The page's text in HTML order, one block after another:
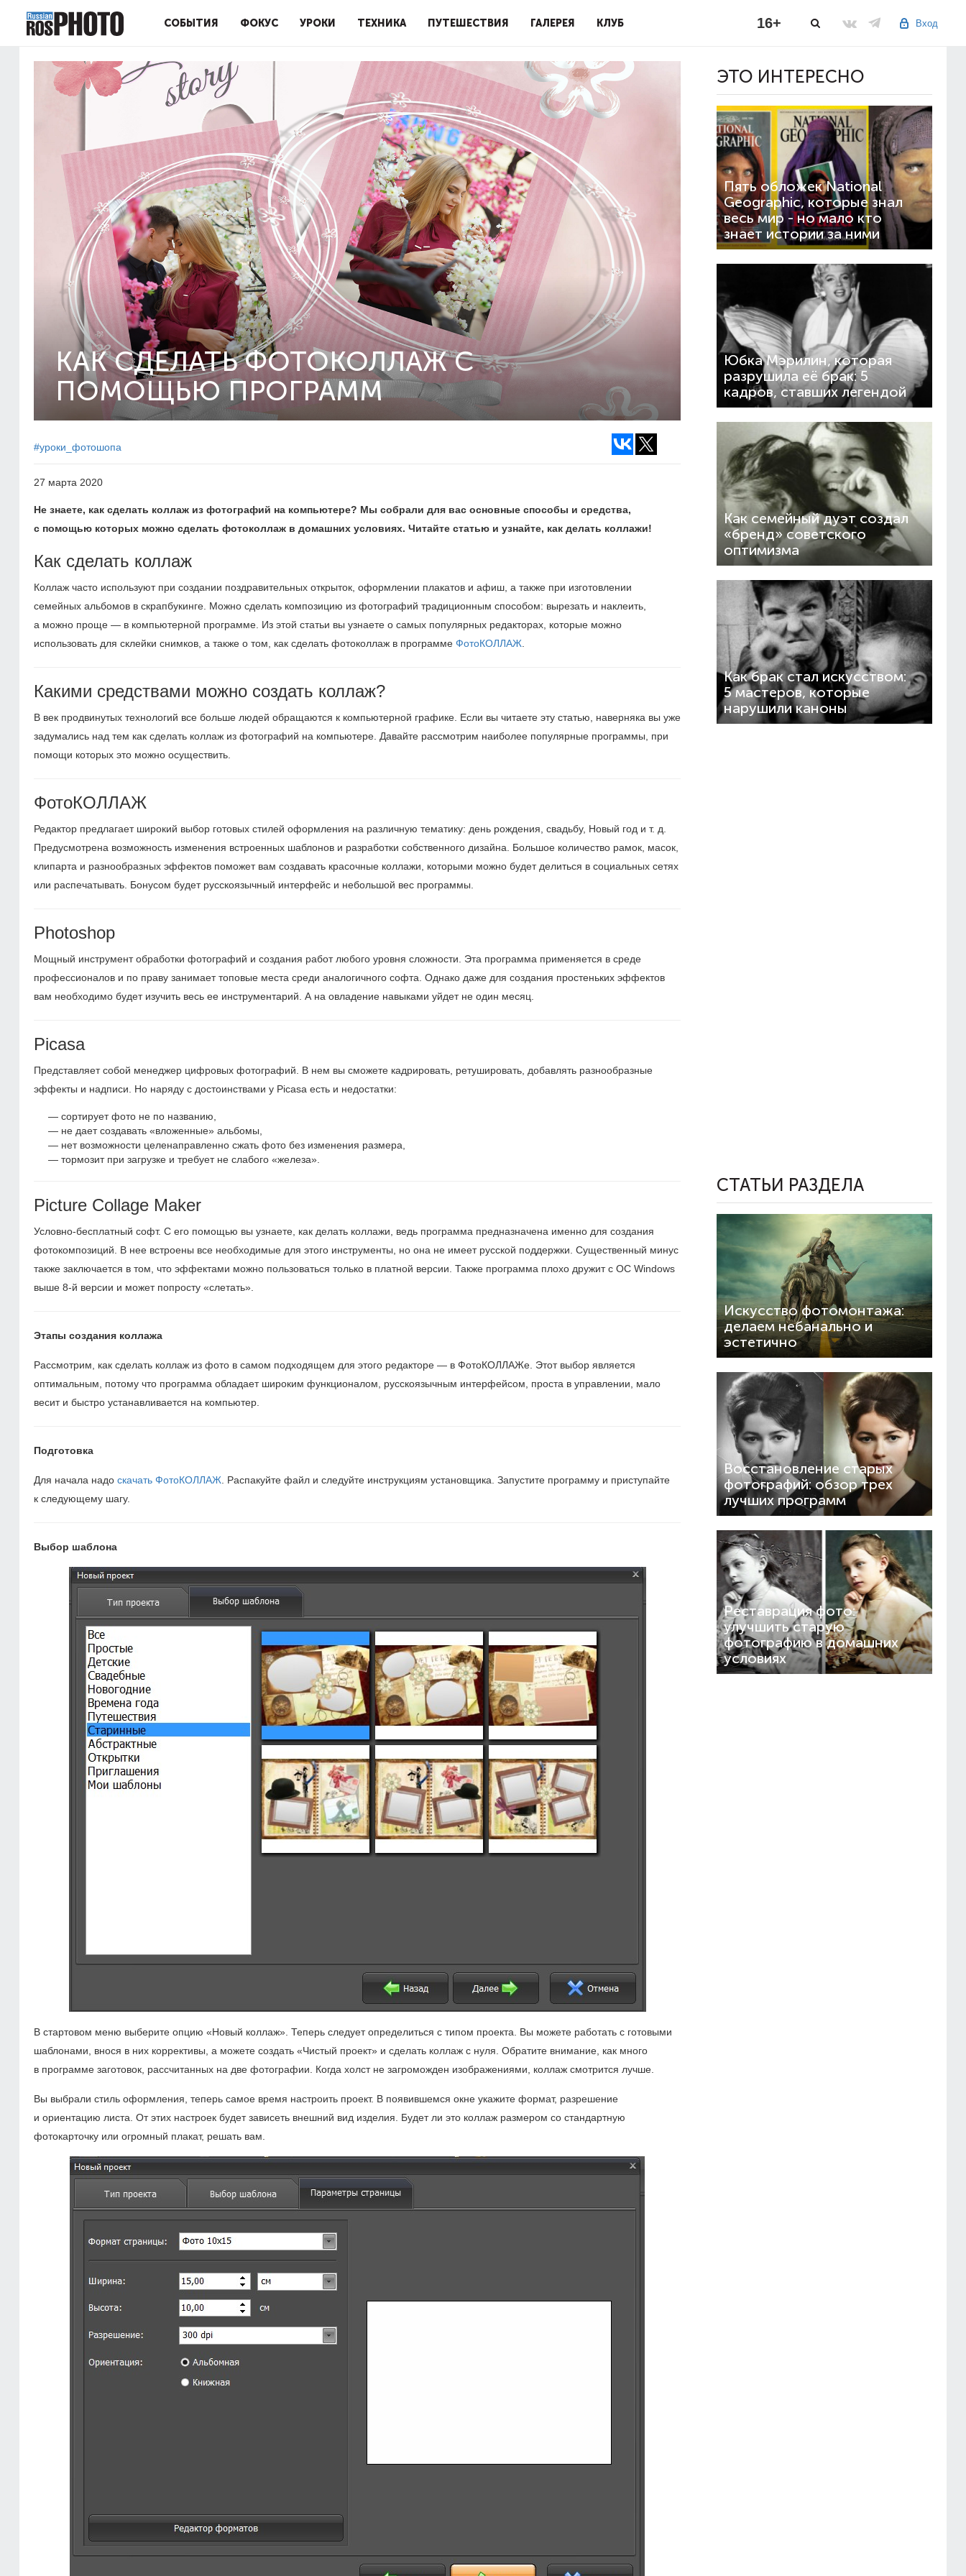
СОБЫТИЯ ФОКУС УРОКИ ТЕХНИКА ПУТЕШЕСТВИЯ ГАЛЕРЕЯ КЛУБ Вход
16+
КАК СДЕЛАТЬ ФОТОКОЛЛАЖ С
ПОМОЩЬЮ ПРОГРАММ
#уроки_фотошопа
27 марта 2020
Не знаете, как сделать коллаж из фотографий на компьютере? Мы собрали для вас основные способы и средства,
с помощью которых можно сделать фотоколлаж в домашних условиях. Читайте статью и узнайте, как делать коллажи!
Как сделать коллаж
Коллаж часто используют при создании поздравительных открыток, оформлении плакатов и афиш, а также при изготовлении
семейных альбомов в скрапбукинге. Можно сделать композицию из фотографий традиционным способом: вырезать и наклеить,
а можно проще — в компьютерной программе. Из этой статьи вы узнаете о самых популярных редакторах, которые можно
использовать для склейки снимков, а также о том, как сделать фотоколлаж в программе ФотоКОЛЛАЖ
Какими средствами можно создать коллаж?
В век продвинутых технологий все больше людей обращаются к компьютерной графике. Если вы читаете эту статью, наверняка вы уже
задумались над тем как сделать коллаж из фотографий на компьютере. Давайте рассмотрим наиболее популярные программы, при
помощи которых это можно осуществить.
ФотоКОЛЛАЖ
Редактор предлагает широкий выбор готовых стилей оформления на различную тематику: день рождения, свадьбу, Новый год и т. д.
Предусмотрена возможность изменения встроенных шаблонов и разработки собственного дизайна. Большое количество рамок, масок,
клипарта и разнообразных эффектов поможет вам создавать красочные коллажи, которыми можно будет делиться в социальных сетях
или распечатывать. Бонусом будет русскоязычный интерфейс и небольшой вес программы.
Photoshop
Мощный инструмент обработки фотографий и создания работ любого уровня сложности. Эта программа применяется в среде
профессионалов и по праву занимает топовые места среди аналогичного софта. Однако даже для создания простеньких эффектов
вам необходимо будет изучить весь ее инструментарий. А на овладение навыками уйдет не один месяц.
Picasa
Представляет собой менеджер цифровых фотографий. В нем вы сможете кадрировать, ретушировать, добавлять разнообразные
эффекты и надписи. Но наряду с достоинствами у Picasa есть и недостатки:
сортирует фото не по названию,
не дает создавать «вложенные» альбомы,
нет возможности целенаправленно сжать фото без изменения размера,
тормозит при загрузке и требует не слабого «железа».
Picture Collage Maker
Условно-бесплатный софт. С его помощью вы узнаете, как делать коллажи, ведь программа предназначена именно для создания
фотокомпозиций. В нее встроены все необходимые для этого инструменты, но она не имеет русской поддержки. Существенный минус
также заключается в том, что эффектами можно пользоваться только в платной версии. Также программа плохо дружит с ОС Windows
выше 8-й версии и может попросту «слетать».
Этапы создания коллажа
Рассмотрим, как сделать коллаж из фото в самом подходящем для этого редакторе — в ФотоКОЛЛАЖе. Этот выбор является
оптимальным, потому что программа обладает широким функционалом, русскоязычным интерфейсом, проста в управлении, мало
весит и быстро устанавливается на компьютер.
Подготовка
Для начала надо скачать ФотоКОЛЛАЖ . Распакуйте файл и следуйте инструкциям установщика. Запустите программу и приступайте
к следующему шагу.
Выбор шаблона
В стартовом меню выберите опцию «Новый коллаж». Теперь следует определиться с типом проекта. Вы можете работать с готовыми
шаблонами, внося в них коррективы, а можете создать «Чистый проект» и сделать коллаж с нуля. Обратите внимание, как много
в программе заготовок, рассчитанных на две фотографии. Когда холст не загроможден изображениями, коллаж смотрится лучше.
Вы выбрали стиль оформления, теперь самое время настроить проект. В появившемся окне укажите формат, разрешение
и ориентацию листа. От этих настроек будет зависеть внешний вид изделия. Будет ли это коллаж размером со стандартную
фотокарточку или огромный плакат, решать вам.
ЭТО ИНТЕРЕСНО
Пять обложек National
Geographic, которые знал
весь мир - но мало кто
знает истории за ними
Юбка Мэрилин, которая
разрушила её брак: 5
кадров, ставших легендой
Как семейный дуэт создал
«бренд» советского
оптимизма
Как брак стал искусством:
5 мастеров, которые
нарушили каноны
СТАТЬИ РАЗДЕЛА
Искусство фотомонтажа:
делаем небанально и
эстетично
Восстановление старых
фотографий: обзор трех
лучших программ
Реставрация фото:
улучшить старую
фотографию в домашних
условиях